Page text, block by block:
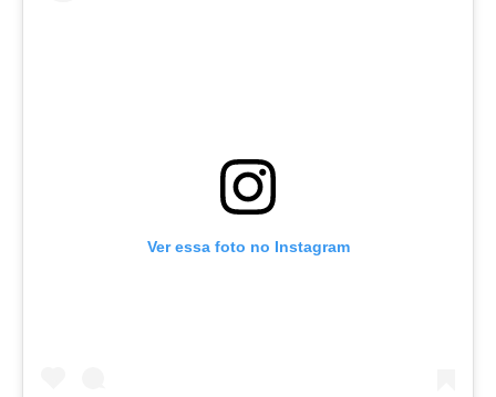
Ver essa foto no Instagram